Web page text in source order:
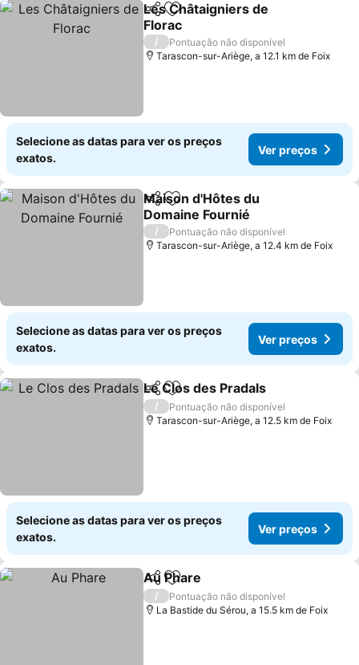
PartilharAdicionar aos favoritos
Les Châtaigniers de
Florac
Ver preços
/
Pontuação não disponível
Tarascon-sur-Ariège, a 12.1 km de Foix
Selecione as datas para ver os preços
exatos.
Ver preços
PartilharAdicionar aos favoritos
Maison d'Hôtes du
Domaine Fournié
Ver preços
/
Pontuação não disponível
Tarascon-sur-Ariège, a 12.4 km de Foix
Selecione as datas para ver os preços
exatos.
Ver preços
PartilharAdicionar aos favoritos
Le Clos des Pradals
/
Pontuação não disponível
Tarascon-sur-Ariège, a 12.5 km de Foix
Selecione as datas para ver os preços
exatos.
Ver preços
PartilharAdicionar aos favoritos
Au Phare
/
Pontuação não disponível
La Bastide du Sérou, a 15.5 km de Foix